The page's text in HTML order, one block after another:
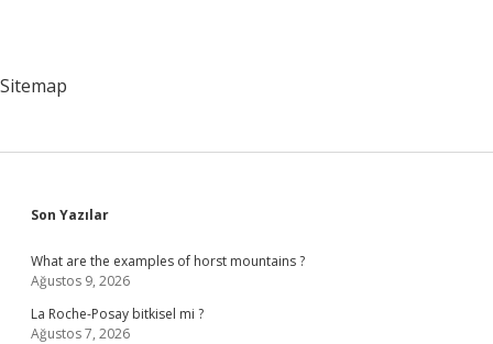
Sitemap
Sidebar
Son Yazılar
What are the examples of horst mountains ?
Ağustos 9, 2026
La Roche-Posay bitkisel mi ?
Ağustos 7, 2026